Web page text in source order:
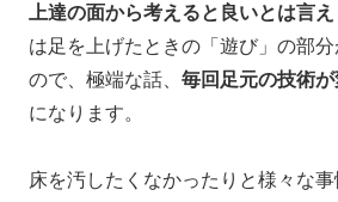
上達の面から考えると良いとは言
は足を上げたときの「遊び」の部分
ので、 極端な話、 毎回足元の技術
になります。
床を汚したくなかったりと様々な